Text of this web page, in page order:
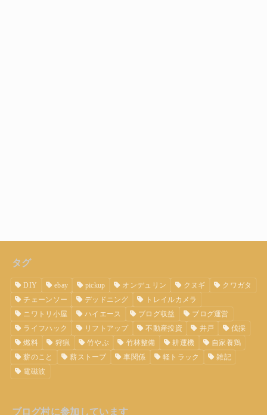
タグ
DIY ebay pickup オンデュリン クヌギ
クワガタ
チェーンソー
デッドニング
トレイルカメラ
ニワトリ小屋
ハイエース ブログ収益
ブログ運営
ライフハック
リフトアップ 不動産投資 井戸
伐採
燃料
狩猟 竹やぶ 竹林整備 耕運機
自家養鶏
薪のこと
薪ストーブ 車関係 軽トラック
雑記
電磁波
ブログ村に参加しています